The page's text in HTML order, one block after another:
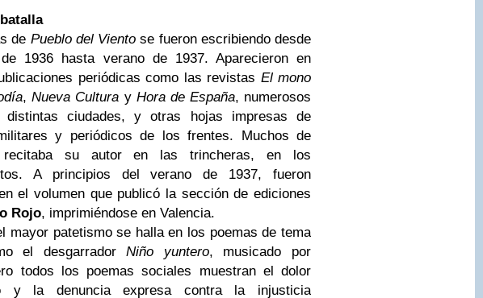
de Pueblo del Viento se fueron escribiendo desde
1936 hasta verano de 1937. Aparecieron en
periódicas como las revistas El mono
,Nueva Cultura y Hora de España, numerosos
distintas ciudades, y otras hojas impresas de
y periódicos de los frentes. Muchos de
su autor en las trincheras, en los
A principios del verano de 1937, fueron
el volumen que publicó la sección de ediciones
Rojo, imprimiéndose en Valencia.
mayor patetismo se halla en los poemas de tema
el desgarradorNiño yuntero, musicado por
todos los poemas sociales muestran el dolor
y la denuncia expresa contra la injusticia